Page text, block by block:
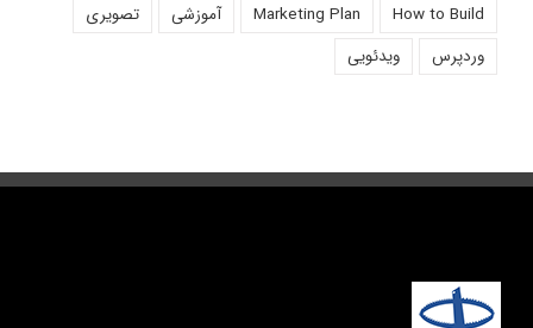
How to Build
Marketing Plan آموزشی
تصویری
وردپرس
ویدئویی